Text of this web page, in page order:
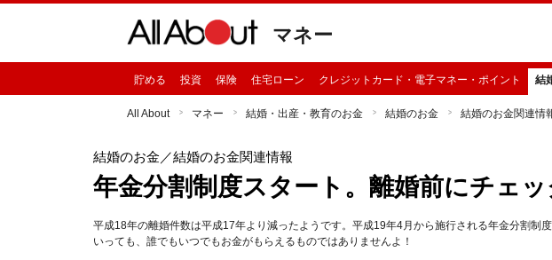
マネー
貯める 投資 保険 住宅ローン クレジットカード・電子マネー・ポイント 結
All About マネー 結婚・出産・教育のお金 結婚のお金 結婚のお金関連情
結婚のお金 ／結婚のお金関連情報
年金分割制度スタート。離婚前にチェッ
平成18年の離婚件数は平成17年より減ったようです。平成19年4月から施行される年金分割制
いっても、誰でもいつでもお金がもらえるものではありませんよ！